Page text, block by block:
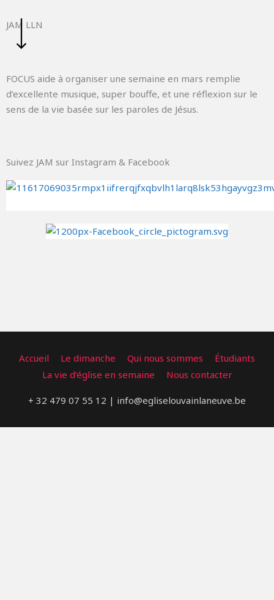
auJAM LLN
FOCUS aide à organiser une semaine en mars remplie
d’excellente musique, super bouffe, et une réflexion sur le
sens de la vie basée sur les paroles de Jésus.
Suivez JAM sur Instagram & Facebook
Accueil Le dimanche Qui nous sommes
Étudiants
La vie d’église en semaine
Nous contacter
+ 32 479 07 55 12 | info@egliselouvainlaneuve.be